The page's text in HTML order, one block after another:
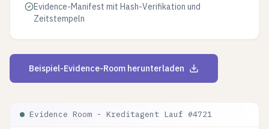
Evidence-Manifest mit Hash-Verifikation und
Zeitstempeln
Beispiel-Evidence-Room herunterladen
Evidence Room - Kreditagent Lauf #4721